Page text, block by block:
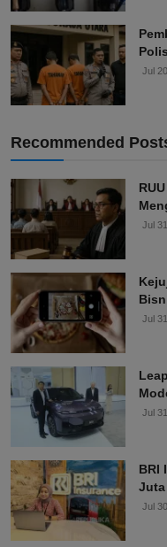
Jul
Recommended
Jul
Jul
Jul
BRI
Juta
Jul